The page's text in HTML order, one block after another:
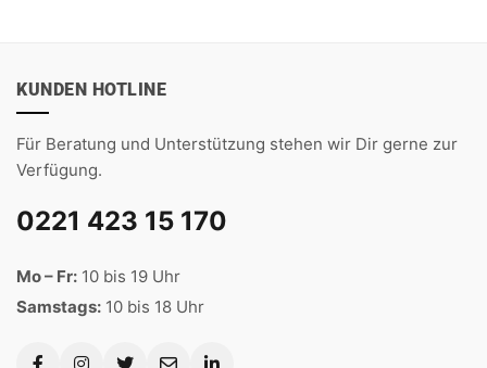
KUNDEN HOTLINE
Für Beratung und Unterstützung stehen wir Dir gerne zur
Verfügung.
0221 423 15 170
Mo – Fr: 10 bis 19 Uhr
Samstags: 10 bis 18 Uhr